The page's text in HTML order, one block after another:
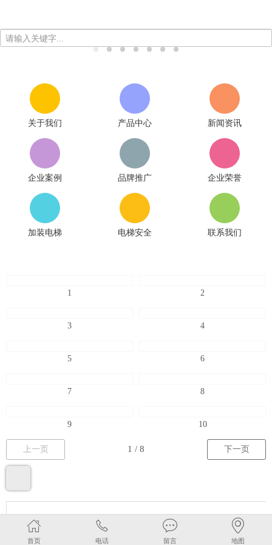
请输入关键字...
关于我们 产品中心 新闻资讯
企业案例 品牌推广 企业荣誉
加装电梯 电梯安全 联系我们
1 2
3 4
5 6
7 8
9 10
上一页 下一页
首页 电话 留言 地图